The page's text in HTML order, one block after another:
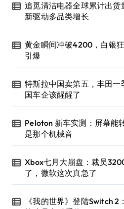
追觅清洁电器全球累计出
新驱动多品类增长
黄金瞬间冲破4200，白银
引爆
特斯拉中国卖第五，丰田
国车企该醒醒了
Peloton 新车实测：屏幕能
是那个机械音
Xbox七月大崩盘：裁员
了，微软这次真急了
《我的世界》登陆Switch